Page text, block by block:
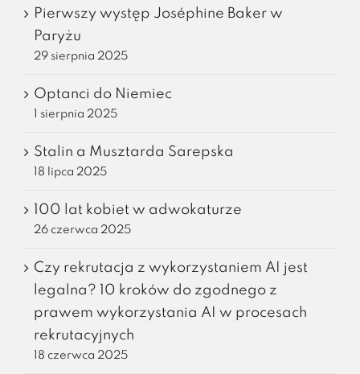
Pierwszy występ Joséphine Baker w
Paryżu
29 sierpnia 2025
Optanci do Niemiec
1 sierpnia 2025
Stalin a Musztarda Sarepska
18 lipca 2025
100 lat kobiet w adwokaturze
26 czerwca 2025
Czy rekrutacja z wykorzystaniem AI jest
legalna? 10 kroków do zgodnego z
prawem wykorzystania AI w procesach
rekrutacyjnych
18 czerwca 2025